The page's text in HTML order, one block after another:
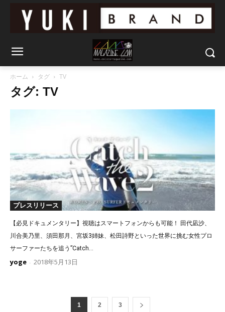
ホーム タグ TV
タグ: TV
プレスリリース
【必見ドキュメンタリー】視聴はスマートフォンからも可能！ 田代凪沙、
川合美乃里、須田那月、宮坂3姉妹、松田詩野といった世界に挑む女性プロ
サーファーたちを追う”Catch...
yoge - 2018年5月13日
1 2 3